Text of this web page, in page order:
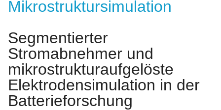
Mikrostruktursimulation
Segmentierter
Stromabnehmer und
mikrostrukturaufgelöste
Elektrodensimulation in der
Batterieforschung